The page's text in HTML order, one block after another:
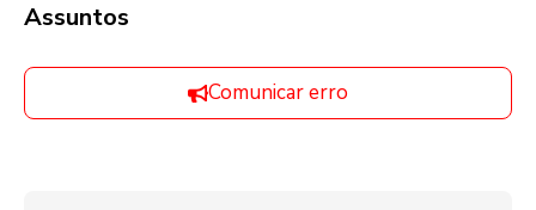
Assuntos
Comunicar erro